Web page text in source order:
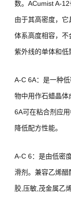
数。ACumist A-12
由于其高密度，
体系高度相容，不
紫外线的单体和低
A-C 6A：是一种
物中用作石蜡晶体
6A可在粘合剂应
降低配方性能。
A-C 6：是由低密
滑剂。兼容乙烯
胶,压敏,茂金属乙